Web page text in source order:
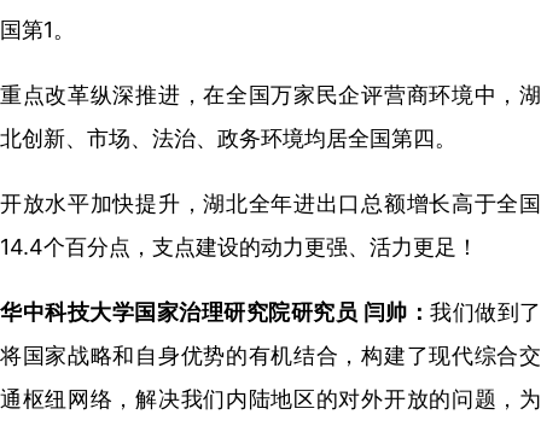
国第1。
重点改革纵深推进，在全国万家民企评营商环境中，湖
北创新、市场、法治、政务环境均居全国第四。
开放水平加快提升，湖北全年进出口总额增长高于全国
14.4个百分点，支点建设的动力更强、活力更足！
华中科技大学国家治理研究院研究员 闫帅： 我们做到了
将国家战略和自身优势的有机结合，构建了现代综合交
通枢纽网络，解决我们内陆地区的对外开放的问题，为